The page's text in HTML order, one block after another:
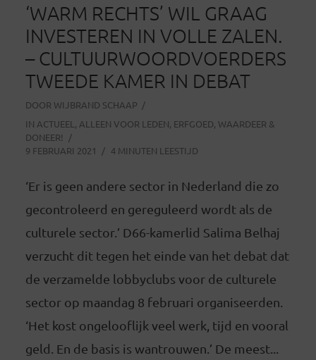
‘WARM RECHTS’ WIL GRAAG
INVESTEREN IN VOLLE ZALEN.
– CULTUURWOORDVOERDERS
TWEEDE KAMER IN DEBAT
DOOR WIJBRAND SCHAAP
IN ACTUEEL , ALLEEN VOOR LEDEN, ERFGOED, WAARDEER &
DONEER!
9 FEBRUARI 2021
4 MINUTEN LEESTIJD
‘Er is geen andere sector in Nederland die zo
gecontroleerd en gereguleerd wordt als de
culturele sector.’ D66-kamerlid Salima Belhaj
verzucht dit tegen het einde van het debat dat
de verzamelde lobbyclubs voor de culturele
sector op maandag 8 februari organiseerden.
‘Het kost ongelooflijk veel werk, tijd en vooral
geld. En de basis is wantrouwen.’ De meest...